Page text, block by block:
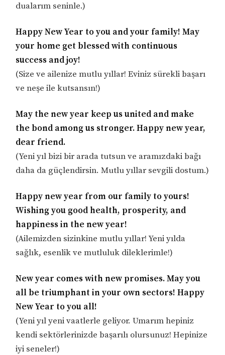
dualarım seninle.)
Happy New Year to you and your family! May
your home get blessed with continuous
success and joy!
(Size ve ailenize mutlu yıllar! Eviniz sürekli başarı
ve neşe ile kutsansın!)
May the new year keep us united and make
the bond among us stronger. Happy new year,
dear friend.
(Yeni yıl bizi bir arada tutsun ve aramızdaki bağı
daha da güçlendirsin. Mutlu yıllar sevgili dostum.)
Happy new year from our family to yours!
Wishing you good health, prosperity, and
happiness in the new year!
(Ailemizden sizinkine mutlu yıllar! Yeni yılda
sağlık, esenlik ve mutluluk dileklerimle!)
New year comes with new promises. May you
all be triumphant in your own sectors! Happy
New Year to you all!
(Yeni yıl yeni vaatlerle geliyor. Umarım hepiniz
kendi sektörlerinizde başarılı olursunuz! Hepinize
iyi seneler!)